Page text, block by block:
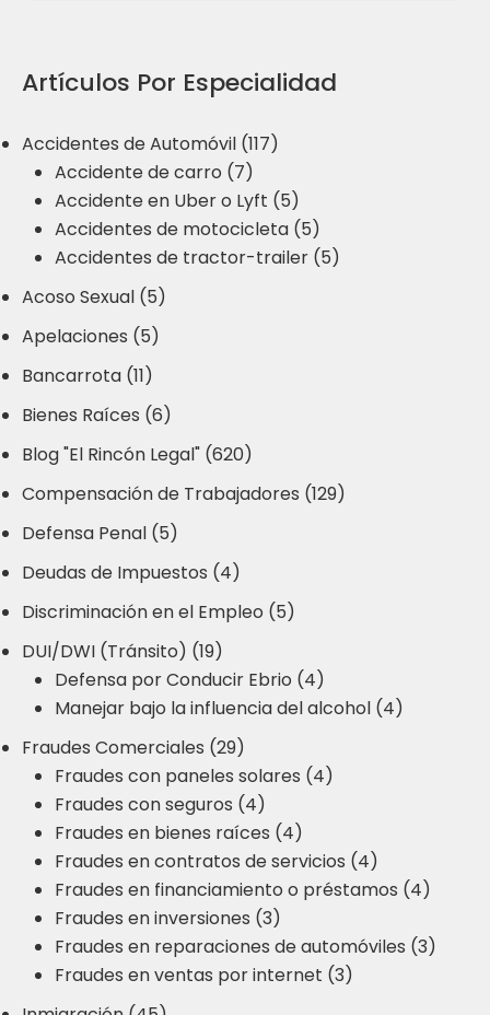
Artículos Por Especialidad
Accidentes de Automóvil (117)
Accidente de carro (7)
Accidente en Uber o Lyft (5)
Accidentes de motocicleta (5)
Accidentes de tractor-trailer (5)
Acoso Sexual (5)
Apelaciones (5)
Bancarrota (11)
Bienes Raíces (6)
Blog "El Rincón Legal" (620)
Compensación de Trabajadores (129)
Defensa Penal (5)
Deudas de Impuestos (4)
Discriminación en el Empleo (5)
DUI/DWI (Tránsito) (19)
Defensa por Conducir Ebrio (4)
Manejar bajo la influencia del alcohol (4)
Fraudes Comerciales (29)
Fraudes con paneles solares (4)
Fraudes con seguros (4)
Fraudes en bienes raíces (4)
Fraudes en contratos de servicios (4)
Fraudes en financiamiento o préstamos (4)
Fraudes en inversiones (3)
Fraudes en reparaciones de automóviles (3)
Fraudes en ventas por internet (3)